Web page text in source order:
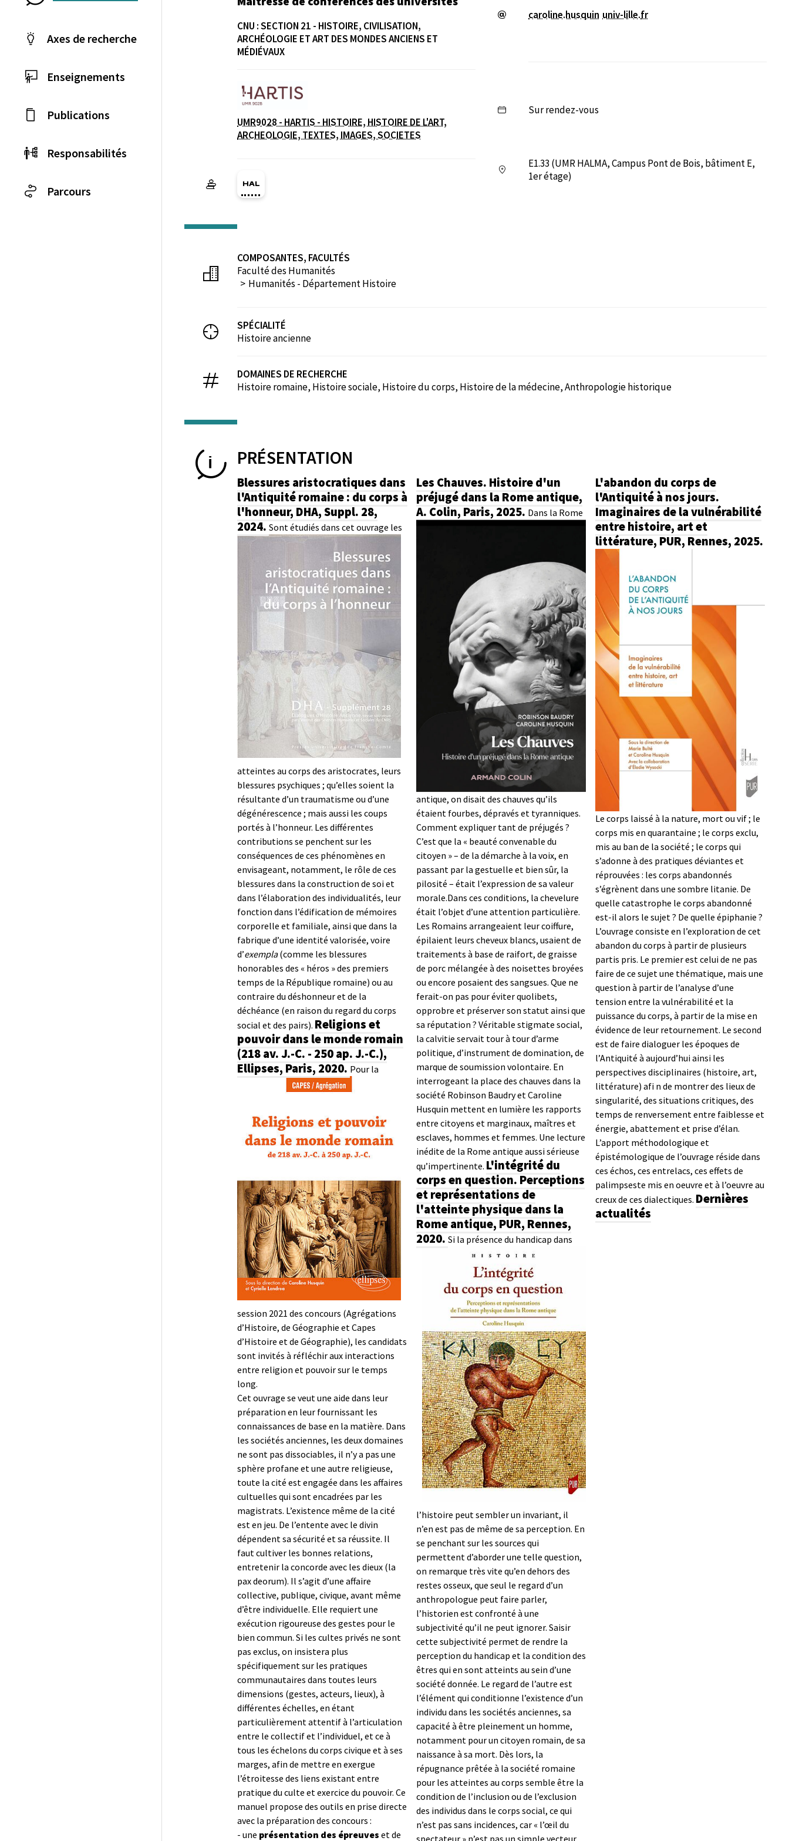
CNU :SECTION 21 - HISTOIRE, CIVILISATION,
ARCHÉOLOGIE ET ART DES MONDES ANCIENS ET
MÉDIÉVAUX
Laboratoire / équipe
UMR9028 - HARTIS - HISTOIRE, HISTOIRE DE L'ART,
ARCHEOLOGIE, TEXTES, IMAGES, SOCIETES
HAL caroline-husquin (Ouverture dans une nouvelle fenêtre)
caroline.husquin univ-lille.fr
Sur rendez-vous
E1.33 (UMR HALMA, Campus Pont de Bois, bâtiment E,
1er étage)
COMPOSANTES, FACULTÉS
Faculté des Humanités
Humanités - Département Histoire
SPÉCIALITÉ
Histoire ancienne
DOMAINES DE RECHERCHE
Histoire romaine, Histoire sociale, Histoire du corps, Histoire de la médecine, Anthropologie historique
Axes de recherche
Enseignements
Publications
Responsabilités
Parcours
PRÉSENTATION
Blessures aristocratiques dans
l'Antiquité romaine : du corps à
l'honneur, DHA, Suppl. 28,
2024. Sont étudiés dans cet ouvrage les
atteintes au corps des aristocrates, leurs
blessures psychiques ; qu’elles soient la
résultante d’un traumatisme ou d’une
dégénérescence ; mais aussi les coups
portés à l’honneur. Les différentes
contributions se penchent sur les
conséquences de ces phénomènes en
envisageant, notamment, le rôle de ces
blessures dans la construction de soi et
dans l’élaboration des individualités, leur
fonction dans l’édification de mémoires
corporelle et familiale, ainsi que dans la
fabrique d’une identité valorisée, voire
d’exempla(comme les blessures
honorables des « héros » des premiers
temps de la République romaine) ou au
contraire du déshonneur et de la
déchéance (en raison du regard du corps
social et des pairs). Religions et
pouvoir dans le monde romain
(218 av. J.-C. - 250 ap. J.-C.),
Ellipses, Paris, 2020. Pour la
session 2021 des concours (Agrégations
d’Histoire, de Géographie et Capes
d’Histoire et de Géographie), les candidats
sont invités à réfléchir aux interactions
entre religion et pouvoir sur le temps
long.
Cet ouvrage se veut une aide dans leur
préparation en leur fournissant les
connaissances de base en la matière. Dans
les sociétés anciennes, les deux domaines
ne sont pas dissociables, il n’y a pas une
sphère profane et une autre religieuse,
toute la cité est engagée dans les affaires
cultuelles qui sont encadrées par les
magistrats. L’existence même de la cité
est en jeu. De l’entente avec le divin
dépendent sa sécurité et sa réussite. Il
faut cultiver les bonnes relations,
entretenir la concorde avec les dieux (la
pax deorum). Il s’agit d’une affaire
collective, publique, civique, avant même
d’être individuelle. Elle requiert une
exécution rigoureuse des gestes pour le
bien commun. Si les cultes privés ne sont
pas exclus, on insistera plus
spécifiquement sur les pratiques
communautaires dans toutes leurs
dimensions (gestes, acteurs, lieux), à
différentes échelles, en étant
particulièrement attentif à l’articulation
entre le collectif et l’individuel, et ce à
tous les échelons du corps civique et à ses
marges, afin de mettre en exergue
l’étroitesse des liens existant entre
pratique du culte et exercice du pouvoir. Ce
manuel propose des outils en prise directe
avec la préparation des concours :
- une présentation des épreuves et de
Les Chauves. Histoire d'un
préjugé dans la Rome antique,
A. Colin, Paris, 2025. Dans la Rome
antique, on disait des chauves qu’ils
étaient fourbes, dépravés et tyranniques.
Comment expliquer tant de préjugés ?
C’est que la « beauté convenable du
citoyen » – de la démarche à la voix, en
passant par la gestuelle et bien sûr, la
pilosité – était l’expression de sa valeur
morale.Dans ces conditions, la chevelure
était l’objet d’une attention particulière.
Les Romains arrangeaient leur coiffure,
épilaient leurs cheveux blancs, usaient de
traitements à base de raifort, de graisse
de porc mélangée à des noisettes broyées
ou encore posaient des sangsues. Que ne
ferait-on pas pour éviter quolibets,
opprobre et préserver son statut ainsi que
sa réputation ? Véritable stigmate social,
la calvitie servait tour à tour d’arme
politique, d’instrument de domination, de
marque de soumission volontaire. En
interrogeant la place des chauves dans la
société Robinson Baudry et Caroline
Husquin mettent en lumière les rapports
entre citoyens et marginaux, maîtres et
esclaves, hommes et femmes. Une lecture
inédite de la Rome antique aussi sérieuse
qu’impertinente. L'intégrité du
corps en question. Perceptions
et représentations de
l'atteinte physique dans la
Rome antique, PUR, Rennes,
2020. Si la présence du handicap dans
l’histoire peut sembler un invariant, il
n’en est pas de même de sa perception. En
se penchant sur les sources qui
permettent d’aborder une telle question,
on remarque très vite qu’en dehors des
restes osseux, que seul le regard d’un
anthropologue peut faire parler,
l’historien est confronté à une
subjectivité qu’il ne peut ignorer. Saisir
cette subjectivité permet de rendre la
perception du handicap et la condition des
êtres qui en sont atteints au sein d’une
société donnée. Le regard de l’autre est
l’élément qui conditionne l’existence d’un
individu dans les sociétés anciennes, sa
capacité à être pleinement un homme,
notamment pour un citoyen romain, de sa
naissance à sa mort. Dès lors, la
répugnance prêtée à la société romaine
pour les atteintes au corps semble être la
condition de l’inclusion ou de l’exclusion
des individus dans le corps social, ce qui
n’est pas sans incidences, car « l’œil du
spectateur » n’est pas un simple vecteur
L'abandon du corps de
l'Antiquité à nos jours.
Imaginaires de la vulnérabilité
entre histoire, art et
littérature, PUR, Rennes, 2025.
Le corps laissé à la nature, mort ou vif ; le
corps mis en quarantaine ; le corps exclu,
mis au ban de la société ; le corps qui
s’adonne à des pratiques déviantes et
réprouvées : les corps abandonnés
s’égrènent dans une sombre litanie. De
quelle catastrophe le corps abandonné
est-il alors le sujet ? De quelle épiphanie ?
L’ouvrage consiste en l’exploration de cet
abandon du corps à partir de plusieurs
partis pris. Le premier est celui de ne pas
faire de ce sujet une thématique, mais une
question à partir de l’analyse d’une
tension entre la vulnérabilité et la
puissance du corps, à partir de la mise en
évidence de leur retournement. Le second
est de faire dialoguer les époques de
l’Antiquité à aujourd’hui ainsi les
perspectives disciplinaires (histoire, art,
littérature) afi n de montrer des lieux de
singularité, des situations critiques, des
temps de renversement entre faiblesse et
énergie, abattement et prise d’élan.
L’apport méthodologique et
épistémologique de l’ouvrage réside dans
ces échos, ces entrelacs, ces effets de
palimpseste mis en oeuvre et à l’oeuvre au
creux de ces dialectiques. Dernières
actualités